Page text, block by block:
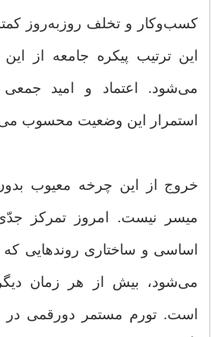
کسب‌وکار و تخلف روز‌به‌روز
این ترتیب پیکره جامعه از
می‌شود. اعتماد و امید جمعی
استمرار این وضعیت محسوب
خروج از این چرخه معیوب
میسر نیست. امروز تمرکز
اساسی و ساختاری روندهایی
می‌شود، بیش از هر زمان
است. تورم مستمر دورقمی در